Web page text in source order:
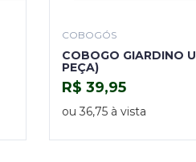
COBOGÓS
COBOGO GIARDINO
PEÇA)
R$ 39,95
ou 36,75 à vistaCOMPRAR